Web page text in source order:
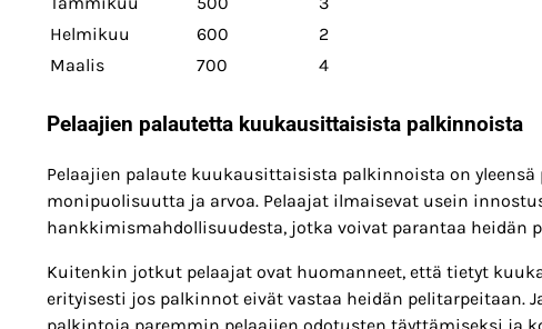
Helmikuu
600 2
Maalis
700 4
Pelaajien palautetta kuukausittaisista palkinnoista
Pelaajien palaute kuukausittaisista palkinnoista on
monipuolisuutta ja arvoa. Pelaajat ilmaisevat usein
hankkimismahdollisuudesta, jotka voivat parantaa heidän
Kuitenkin jotkut pelaajat ovat huomanneet, että tietyt
erityisesti jos palkinnot eivät vastaa heidän pelitarpeitaan.